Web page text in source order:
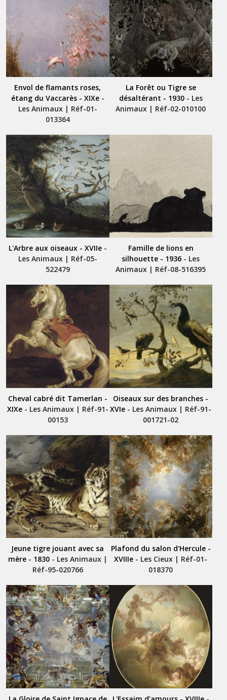
Envol de flamants roses,
étang du Vaccarès - XIXe-
Les Animaux | Réf-01-
013364
La Forêt ou Tigre se
désaltérant - 1930- Les
Animaux | Réf-02-010100
L'Arbre aux oiseaux - XVIIe-
Les Animaux | Réf-05-
522479
Famille de lions en
silhouette - 1936 - Les
Animaux | Réf-08-516395
Cheval cabré dit Tamerlan -
XIXe- Les Animaux | Réf-91-
00153
Oiseaux sur des branches -
XVIe - Les Animaux | Réf-91-
001721-02
Jeune tigre jouant avec sa
mère - 1830- Les Animaux |
Réf-95-020766
Plafond du salon d'Hercule -
XVIIIe - Les Cieux | Réf-01-
018370